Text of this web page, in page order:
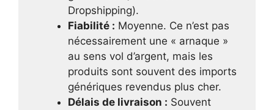
Dropshipping).
Fiabilité : Moyenne. Ce n’est pas
nécessairement une « arnaque »
au sens vol d’argent, mais les
produits sont souvent des imports
génériques revendus plus cher.
Délais de livraison : Souvent